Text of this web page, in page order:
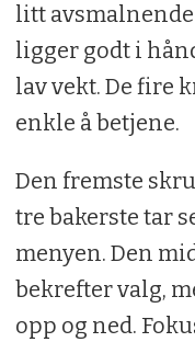
litt
ligger godt i
lav vekt. De fire
enkle å betjene.
Den fremste
tre bakerste tar
menyen. Den
bekrefter valg,
opp og ned.